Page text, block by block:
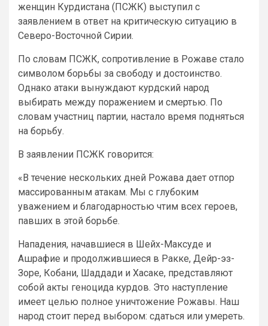
женщин Курдистана (ПСЖК) выступил с
заявлением в ответ на критическую ситуацию в
Северо-Восточной Сирии.
По словам ПСЖК, сопротивление в Рожаве стало
символом борьбы за свободу и достоинство.
Однако атаки вынуждают курдский народ
выбирать между поражением и смертью. По
словам участниц партии, настало время подняться
на борьбу.
В заявлении ПСЖК говорится:
«В течение нескольких дней Рожава дает отпор
массированным атакам. Мы с глубоким
уважением и благодарностью чтим всех героев,
павших в этой борьбе.
Нападения, начавшиеся в Шейх-Максуде и
Ашрафие и продолжившиеся в Ракке, Дейр-эз-
Зоре, Кобани, Шаддади и Хасаке, представляют
собой акты геноцида курдов. Это наступление
имеет целью полное уничтожение Рожавы. Наш
народ стоит перед выбором: сдаться или умереть.